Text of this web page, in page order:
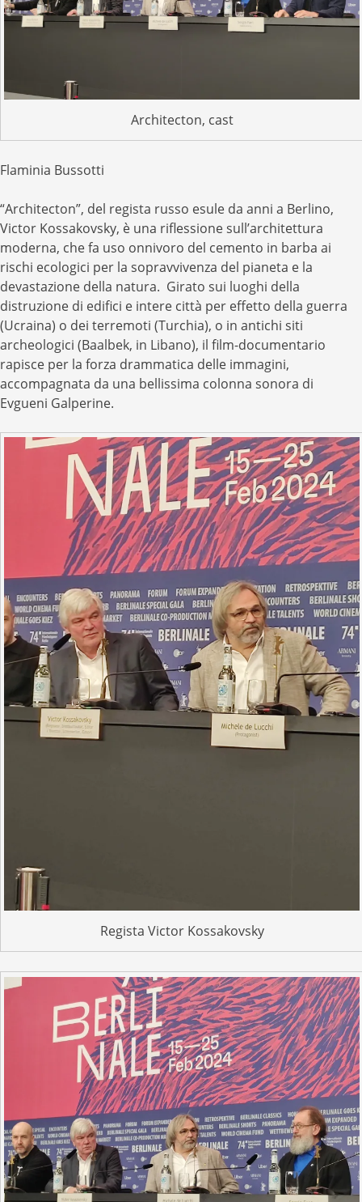
Architecton, cast
Flaminia Bussotti
“Architecton”, del regista russo esule da anni a Berlino,
Victor Kossakovsky, è una riflessione sull’architettura
moderna, che fa uso onnivoro del cemento in barba ai
rischi ecologici per la sopravvivenza del pianeta e la
devastazione della natura. Girato sui luoghi della
distruzione di edifici e intere città per effetto della guerra
(Ucraina) o dei terremoti (Turchia), o in antichi siti
archeologici (Baalbek, in Libano), il film-documentario
rapisce per la forza drammatica delle immagini,
accompagnata da una bellissima colonna sonora di
Evgueni Galperine.
Regista Victor Kossakovsky